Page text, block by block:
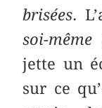
brisées.
soi-
jette un
sur ce